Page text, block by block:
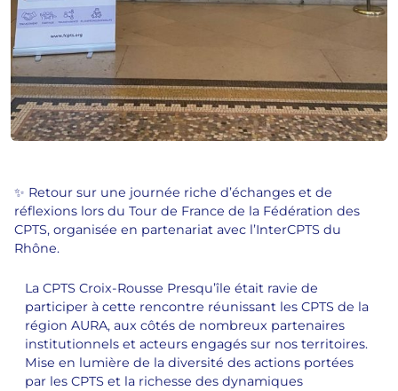
✨ Retour sur une journée riche d’échanges et de
réflexions lors du Tour de France de la Fédération des
CPTS, organisée en partenariat avec l’InterCPTS du
Rhône.
La CPTS Croix-Rousse Presqu’île était ravie de
participer à cette rencontre réunissant les CPTS de la
région AURA, aux côtés de nombreux partenaires
institutionnels et acteurs engagés sur nos territoires.
Mise en lumière de la diversité des actions portées
par les CPTS et la richesse des dynamiques